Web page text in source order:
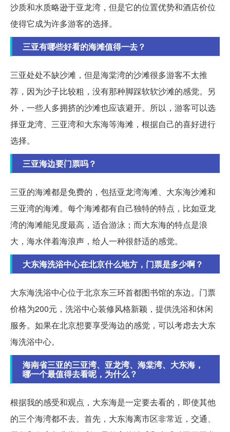
沙质和水质略逊于亚龙湾，但是它的位置优势和酒店价位
使得它成为许多游客的选择。
三亚有哪些好看的海滩值得一去？
三亚处处不缺沙滩，但是海棠湾的沙滩很多游客不太推
荐，因为沙子比较粗，没有那种脚踩软软沙滩的感觉。另
外，一些人多拥挤的沙滩也应该避开。所以，游客可以选
择亚龙湾、三亚湾和大东海等海滩，根据自己的喜好进行
选择。
三亚海边要门票吗？
三亚的海滩都是免费的，包括亚龙湾海滩、大东海沙滩和
三亚湾的海滩。每个海滩都有自己独特的特点，比如亚龙
湾的海滩能见度最高，适合游泳；而大东海的特点是浪
大，海水伴着海浪声，给人一种很舒适的感觉。
大东海洗浴中心在北京什么地方，门票是多少啊？
大东海洗浴中心位于北京东三环首都图书馆的东边。门票
价格为200元，洗浴中心装修风格新颖，提供洗浴和休闲
服务。如果在北京想要享受海边的感觉，可以考虑去大东
海洗浴中心。
海南省三亚的三亚湾、亚龙湾、海棠湾、大东海，
哪一个最值得去看呢，为什么？
根据我的感受和观点，大东海是一定要去看的，即使其他
的三个海湾都不去。首先，大东海离市区非常近，交通、